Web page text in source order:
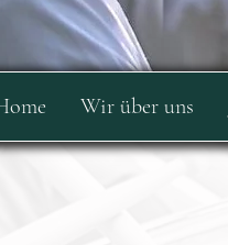
Wir über uns